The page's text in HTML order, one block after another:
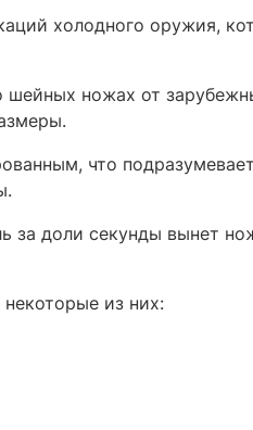
холодного оружия,
ножах от
что
доли секунды вынет
из них: